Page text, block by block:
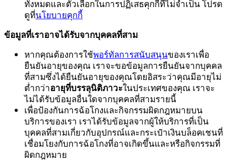
ทั้งหมดและตัวเลือกในการปฏิเสธคุกกี้ที่ไม่จำเป็น โปรด
ดูที่นโยบายคุกกี้
ข้อมูลที่เราอาจได้รับจากบุคคลที่สาม
หากคุณต้องการใช้พอร์ทัลการสนับสนุนของเราเพื่อ
ยืนยันอายุของคุณ เราจะขอข้อมูลการยืนยันจากบุคคล
ที่สามซึ่งได้ยืนยันอายุของคุณโดยอิสระว่าคุณมีอายุไม่
ต่ำกว่าอายุที่บรรลุนิติภาวะในประเทศของคุณ เราจะ
ไม่ได้รับข้อมูลอื่นใดจากบุคคลที่สามรายนี้
เพื่อป้องกันการฉ้อโกงและกิจกรรมผิดกฎหมายบน
บริการของเรา เราได้รับข้อมูลจากผู้ให้บริการที่เป็น
บุคคลที่สามเกี่ยวกับอุปกรณ์และกระเป๋าเงินบล็อคเชนที่
เชื่อมโยงกับการฉ้อโกงที่อาจเกิดขึ้นและหรือกิจกรรมที่
ผิดกฎหมาย